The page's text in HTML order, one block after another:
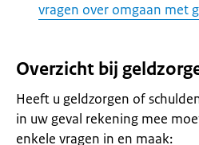
vragen over omgaan met
Overzicht bij
Heeft u geldzorgen of
in uw geval rekening mee
enkele vragen in en maak: